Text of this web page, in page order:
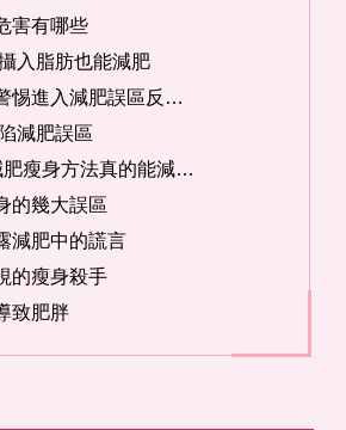
害有哪些
入脂肪也能減肥
素食減肥需警惕進入減肥誤區反增肥
減肥誤區
這5種常見減肥瘦身方法真的能減肥嗎
的幾大誤區
減肥中的謊言
的瘦身殺手
致肥胖